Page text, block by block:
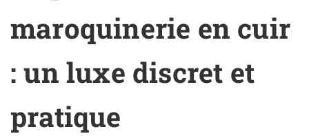
maroquinerie en cuir
: un luxe discret et
pratique